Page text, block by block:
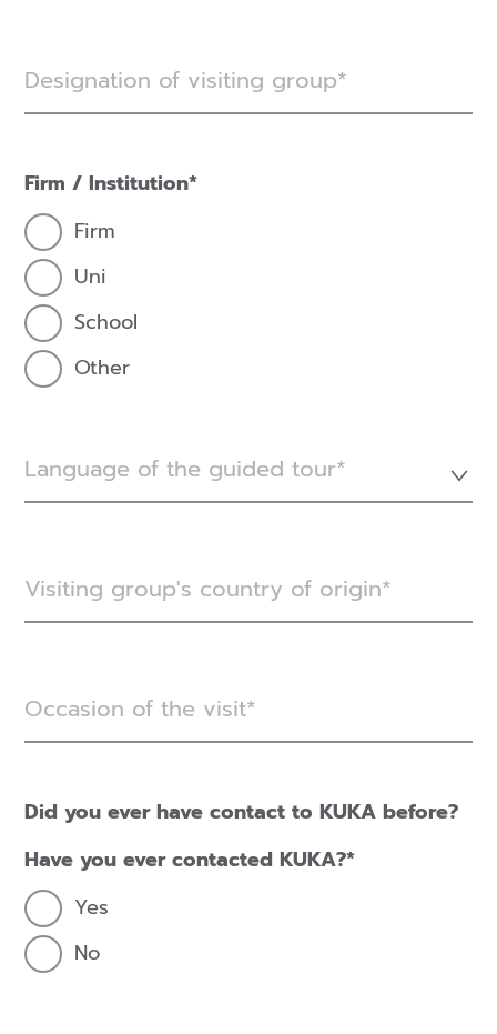
Designation of visiting group
Firm / Institution
Firm
Uni
School
Other
Language of the guided tour*
Visiting group's country of origin
Occasion of the visit
Did you ever have contact to KUKA before?
Have you ever contacted KUKA?
Yes
No